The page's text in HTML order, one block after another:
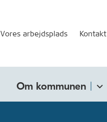
Vores arbejdsplads Kontakt
Om kommunen